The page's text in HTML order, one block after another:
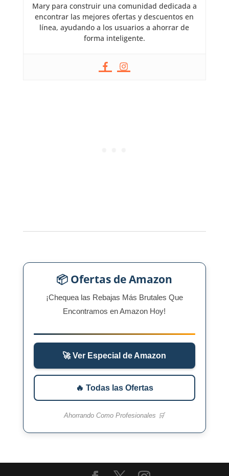
Mary para construir una comunidad dedicada a
encontrar las mejores ofertas y descuentos en
línea, ayudando a los usuarios a ahorrar de
forma inteligente.
📦 Ofertas de Amazon
¡Chequea las Rebajas Más Brutales Que
Encontramos en Amazon Hoy!
🚀 Ver Especial de Amazon
🔥 Todas las Ofertas
Ahorrando Como Profesionales 🛒